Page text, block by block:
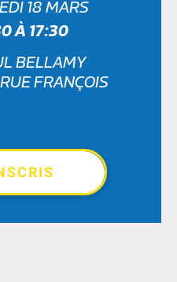
18 MARS
À 17:30
BELLAMY
FRANÇOIS